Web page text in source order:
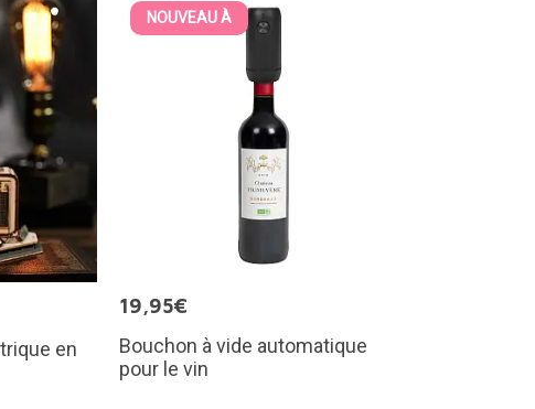
en
NOUVEAU À
19,95€
Bouchon à vide automatique
pour le vin